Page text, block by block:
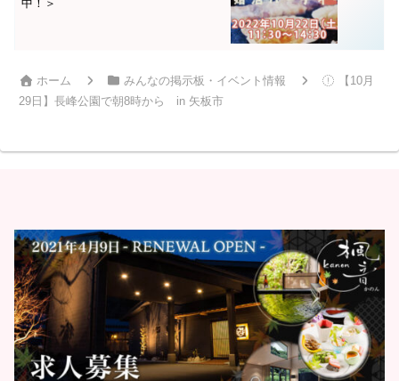
中！＞
ホーム みんなの掲示板・イベント情報
【10月
29日】長峰公園で朝8時から in 矢板市